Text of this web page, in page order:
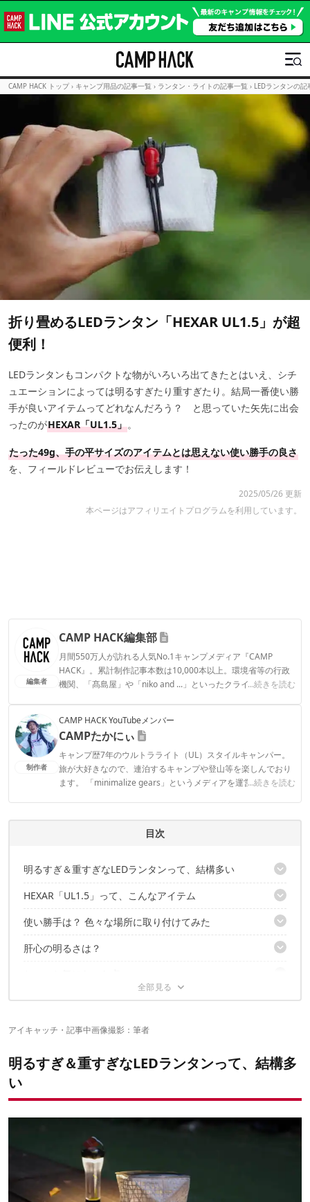
CAMP HACK トップ › キャンプ用品の記事一覧 › ランタン・ライトの記事一覧 › LEDランタンの記
折り畳めるLEDランタン「HEXAR UL1.5」が超
便利！
LEDランタンもコンパクトな物がいろいろ出てきたとはいえ、シチ
ュエーションによっては明るすぎたり重すぎたり。結局一番使い勝
手が良いアイテムってどれなんだろう？ と思っていた矢先に出会
ったのがHEXAR「UL1.5」。
たった49g、手の平サイズのアイテムとは思えない使い勝手の良さ
を、フィールドレビューでお伝えします！
2025/05/26 更新
本ページはアフィリエイトプログラムを利用しています。
編集者
CAMP HACK編集部
月間550万人が訪れる人気No.1キャンプメディア『CAMP
HACK』。累計制作記事本数は10,000本以上。環境省等の行政
機関、「髙島屋」や「niko and ...」といったクライアントとの
...続きを読む
CAMP HACK編集部のプロフィール
制作者
CAMP HACK YouTubeメンバー
CAMPたかにぃ
キャンプ歴7年のウルトラライト（UL）スタイルキャンパー。
旅が大好きなので、連泊するキャンプや登山等を楽しんでおり
ます。 「minimalize gears」というメディアを運営していて、
...続きを読む
CAMPたかにぃのプロフィール
目次
明るすぎ＆重すぎなLEDランタンって、結構多い
世界最軽量クラスのLEDランタン！HEXAR「UL1.5」
HEXAR「UL1.5」って、こんなアイテム
重さは、一般的な軽量LEDランタンの約半分！
明るさはMAX150ルーメン。光量を絞れば最大120時間点灯
使い勝手は？ 色々な場所に取り付けてみた
軽いからタープのハトメにもかけられる
ボトルに巻き付けて“即席ランタンスタンド”に！
肝心の明るさは？
3ルーメンは常夜灯にちょうど良い
新たな一軍ランタンになる予感！
✔こちらの記事もおすすめ
アイキャッチ・記事中画像撮影：筆者
明るすぎ＆重すぎなLEDランタンって、結構多
い